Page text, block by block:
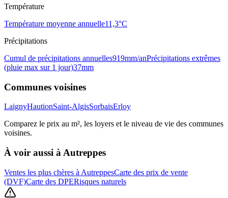
Température
Température moyenne annuelle11,3°C
Précipitations
Cumul de précipitations annuelles919mm/anPrécipitations extrêmes
(pluie max sur 1 jour)37mm
Communes voisines
LaignyHautionSaint-AlgisSorbaisErloy
Comparez le prix au m², les loyers et le niveau de vie des communes
voisines.
À voir aussi à Autreppes
Ventes les plus chères à AutreppesCarte des prix de vente
(DVF)Carte des DPERisques naturels